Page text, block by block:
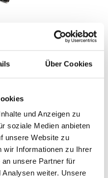
Über Cookies
und Anzeigen zu
soziale Medien anbieten
unsere Website zu
wir Informationen zu Ihrer
unsere Partner für
weiter. Unsere
0118L-
02
02